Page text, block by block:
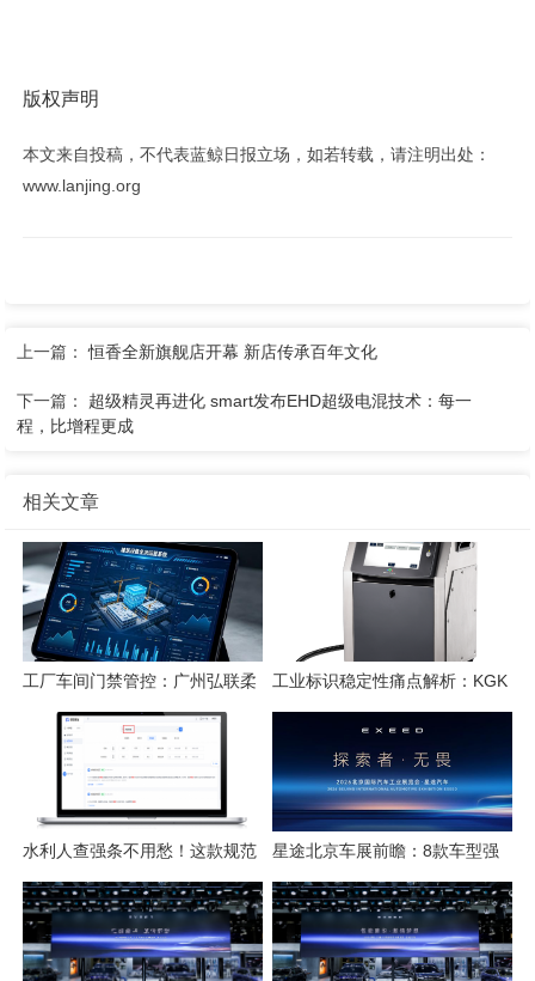
版权声明
本文来自投稿，不代表蓝鲸日报立场，如若转载，请注明出处：
www.lanjing.org
上一篇：恒香全新旗舰店开幕 新店传承百年文化
下一篇： 超级精灵再进化 smart发布EHD超级电混技术：每一
程，比增程更成
相关文章
工厂车间门禁管控：广州弘联柔
性方案解析
工业标识稳定性痛点解析：KGK
水利人查强条不用愁！这款规范
检索工具一键搞定
星途北京车展前瞻：8款车型强
势集结，开启3.0性能豪华探索
新姿态